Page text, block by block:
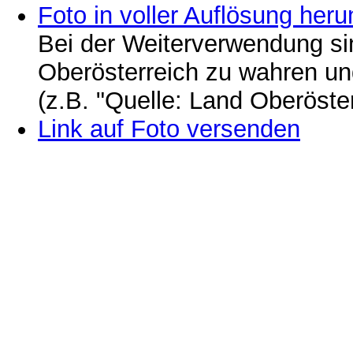
Foto in voller Auflösung
Bei der Weiterverwendung
Oberösterreich zu wahren
(z.B. "Quelle: Land
Link auf Foto versenden